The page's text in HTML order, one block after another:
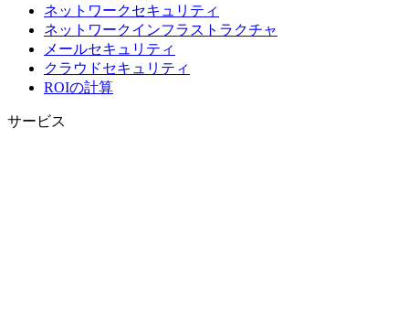
ネットワークセキュリティ
ネットワークインフラストラクチャ
メールセキュリティ
クラウドセキュリティ
ROIの計算
サービス